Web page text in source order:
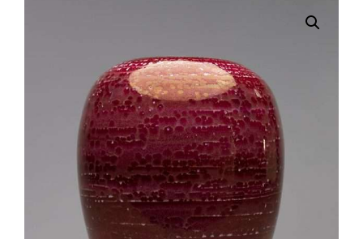
MÄRKTE & HÄNDLER